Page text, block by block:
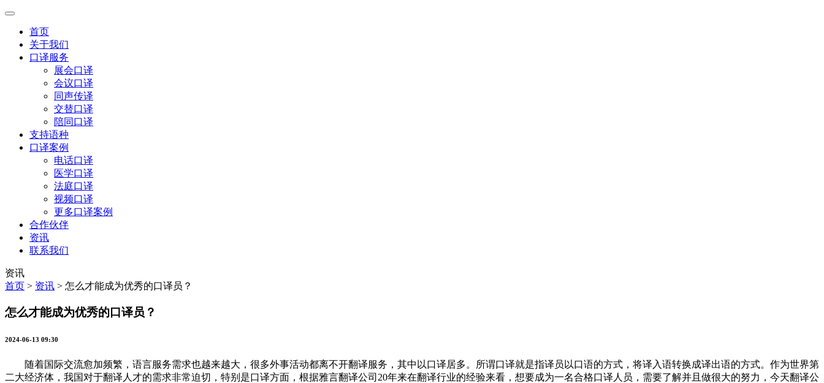
首页
关于我们
口译服务
展会口译
会议口译
同声传译
交替口译
陪同口译
支持语种
口译案例
电话口译
医学口译
法庭口译
视频口译
更多口译案例
合作伙伴
资讯
联系我们
资讯
首页 > 资讯 > 怎么才能成为优秀的口译员？
怎么才能成为优秀的口译员？
2024-06-13 09:30
随着国际交流愈加频繁，语言服务需求也越来越大，很多外事活动都离不开翻译服务，其中以口译居多。所谓口译就是指译员以口语的方式，将译入语转换成译出语的方式。作为世界第
二大经济体，我国对于翻译人才的需求非常迫切，特别是口译方面，根据雅言翻译公司20年来在翻译行业的经验来看，想要成为一名合格口译人员，需要了解并且做很大的努力，今天翻译公